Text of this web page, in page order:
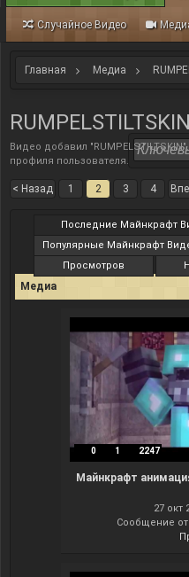
Главная Медиа
RUMPELSTILTSKIN
Видео добавил "RUMPELSTILTSKIN".
профиля пользователя.
< Назад 1 2 3 4
Последние Майнкрафт
Популярные Майнкрафт
Просмотров
Медиа
0 1 2247
Майнкрафт
27 окт
Сообщение от
Случайное Видео